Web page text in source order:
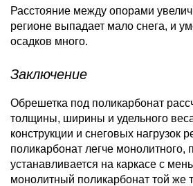
Расстояние между опорами
регионе выпадает мало снега, и
осадков много.
Заключение
Обрешетка под поликарбонат
толщины, ширины и удельного
конструкции и снеговых нагрузок
поликарбонат легче монолитного,
устанавливается на каркасе с
монолитный поликарбонат той же